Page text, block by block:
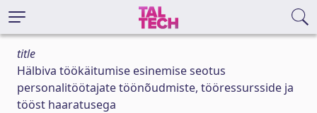
title
Hälbiva töökäitumise esinemise seotus
personalitöötajate töönõudmiste, tööressursside ja
tööst haaratusega